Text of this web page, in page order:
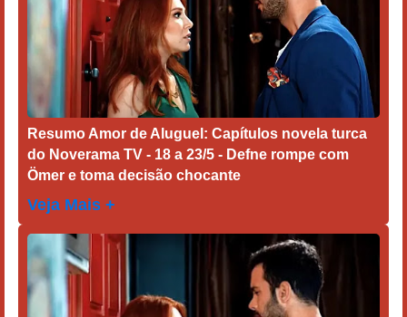
Resumo Amor de Aluguel: Capítulos novela turca
do Noverama TV - 18 a 23/5 - Defne rompe com
Ömer e toma decisão chocante
Veja Mais +